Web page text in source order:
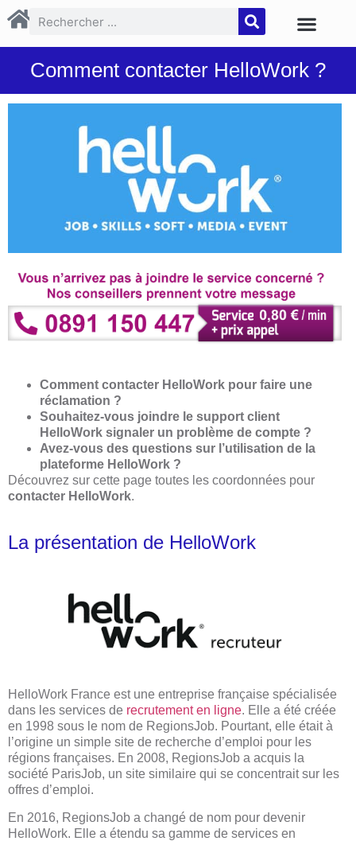
Comment contacter HelloWork ?
Comment contacter HelloWork pour faire une
réclamation ?
Souhaitez-vous joindre le support client
HelloWork signaler un problème de compte ?
Avez-vous des questions sur l’utilisation de la
plateforme HelloWork ?
Découvrez sur cette page toutes les coordonnées pour
contacter HelloWork.
La présentation de HelloWork
HelloWork France est une entreprise française spécialisée
dans les services de recrutement en ligne. Elle a été créée
en 1998 sous le nom de RegionsJob. Pourtant, elle était à
l’origine un simple site de recherche d’emploi pour les
régions françaises. En 2008, RegionsJob a acquis la
société ParisJob, un site similaire qui se concentrait sur les
offres d’emploi.
En 2016, RegionsJob a changé de nom pour devenir
HelloWork. Elle a étendu sa gamme de services en